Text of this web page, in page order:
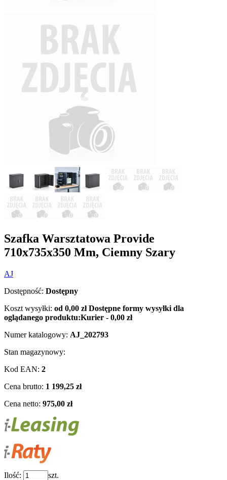
Szafka Warsztatowa Provide
710x735x350 Mm, Ciemny Szary
AJ
Dostępność: Dostępny
Koszt wysyłki: od 0,00 złDostępne formy wysyłki dla
oglądanego produktu:Kurier - 0,00 zł
Numer katalogowy: AJ_202793
Stan magazynowy:
Kod EAN: 2
Cena brutto: 1 199,25 zł
Cena netto: 975,00 zł
Ilość:
szt.